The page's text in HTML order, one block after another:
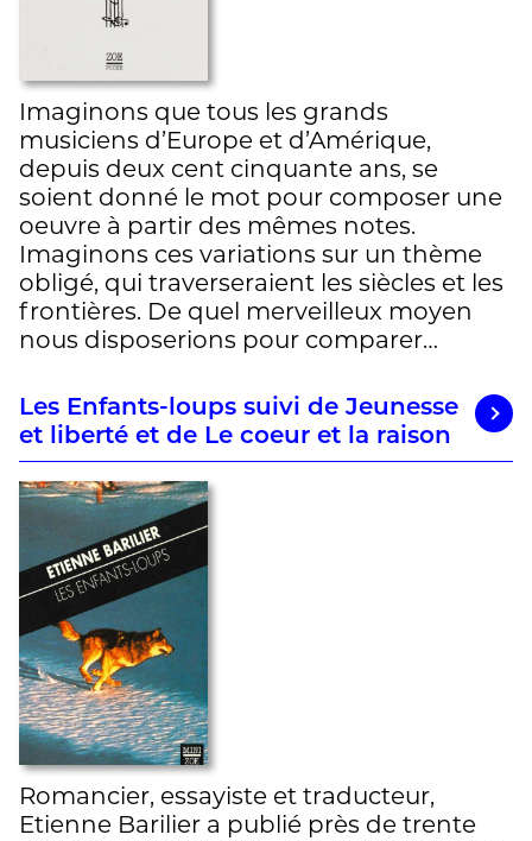
Imaginons que tous les grands
musiciens d’Europe et d’Amérique,
depuis deux cent cinquante ans, se
soient donné le mot pour composer une
oeuvre à partir des mêmes notes.
Imaginons ces variations sur un thème
obligé, qui traverseraient les siècles et les
frontières. De quel merveilleux moyen
nous disposerions pour comparer…
Les Enfants-loups suivi de Jeunesse
et liberté et de Le coeur et la raison
Romancier, essayiste et traducteur,
Etienne Barilier a publié près de trente